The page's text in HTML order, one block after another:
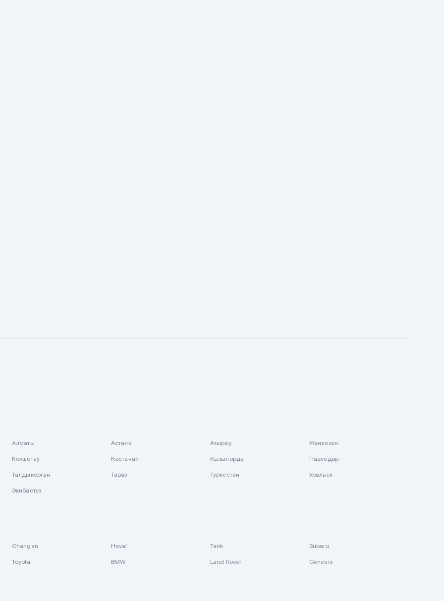
Алматы Астана Атырау Жанаозен
Кокшетау Костанай Кызылорда Павлодар
Талдыкорган Тараз Туркестан Уральск
Экибастуз
Changan Haval Tank Subaru
Toyota BMW Land Rover Genesis